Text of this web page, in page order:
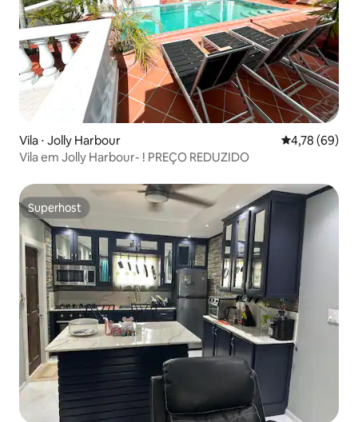
Vila ⋅ Jolly Harbour 4,78 de uma
4,78 (69)
Vila em Jolly Harbour- ! PREÇO REDUZIDO
Superhost
Superhost